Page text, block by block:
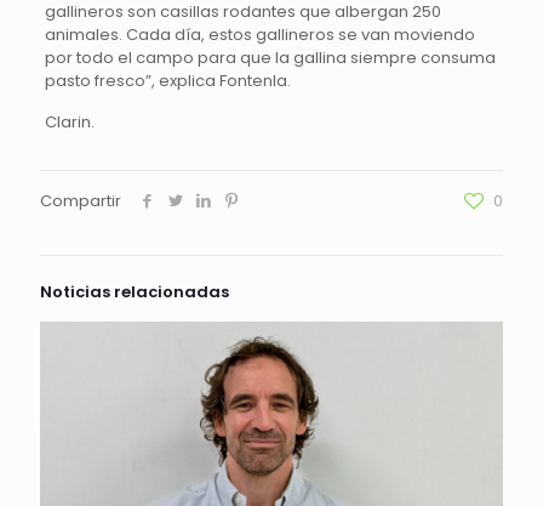
gallineros son casillas rodantes que albergan 250
animales. Cada día, estos gallineros se van moviendo
por todo el campo para que la gallina siempre consuma
pasto fresco”, explica Fontenla.
Clarin.
Compartir 0
Noticias relacionadas